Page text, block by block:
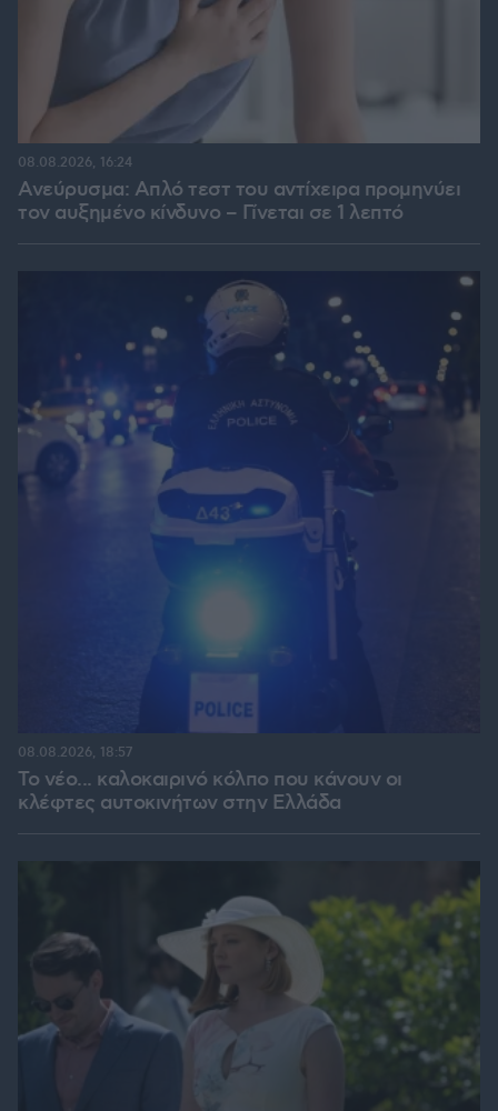
Ανεύρυσμα: Απλό τεστ του αντίχειρα προμηνύει
τον αυξημένο κίνδυνο – Γίνεται σε 1 λεπτό
08.08.2026, 16:24
Το νέο... καλοκαιρινό κόλπο που κάνουν οι
κλέφτες αυτοκινήτων στην Ελλάδα
08.08.2026, 18:57